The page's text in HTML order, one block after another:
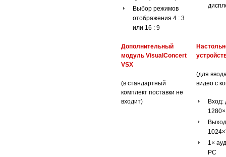
Выбор режимов
отображения 4 : 3
или 16 : 9
Дополнительный
модуль VisualConcert
VSX
(в стандартный
комплект поставки не
входит)
(для
видео с
Вход:
1×
PC